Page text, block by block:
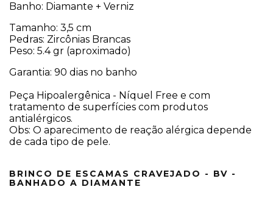
Banho: Diamante + Verniz
Tamanho: 3,5 cm
Pedras: Zircônias Brancas
Peso: 5.4 gr (aproximado)
Garantia: 90 dias no banho
Peça Hipoalergênica - Níquel Free e com
tratamento de superfícies com produtos
antialérgicos.
Obs: O aparecimento de reação alérgica depende
de cada tipo de pele.
BRINCO DE ESCAMAS CRAVEJADO - BV -
BANHADO A DIAMANTE